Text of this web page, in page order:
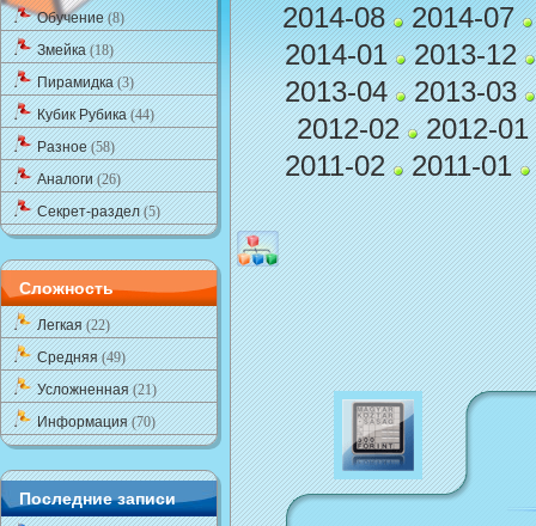
Обучение(8)
Змейка(18)
Пирамидка(3)
Кубик Рубика(44)
Разное(58)
Аналоги(26)
Секрет-раздел(5)
Сложность
Легкая(22)
Средняя(49)
Усложненная(21)
Информация(70)
Последние записи
2014-08 2014-07
2014-01 2013-12
2013-04 2013-03
2012-02 2012-01
2011-02 2011-01